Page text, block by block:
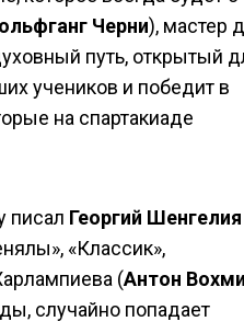
Черни), мастер
путь, открытый
учеников и победит в
на спартакиаде
писал Георгий Шенгелия
«Классик»,
(Антон
случайно попадает